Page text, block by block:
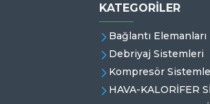
KATEGORİLER
Bağlantı Elemanları
Debriyaj Sistemleri
Kompresör
HAVA-KALORİFER